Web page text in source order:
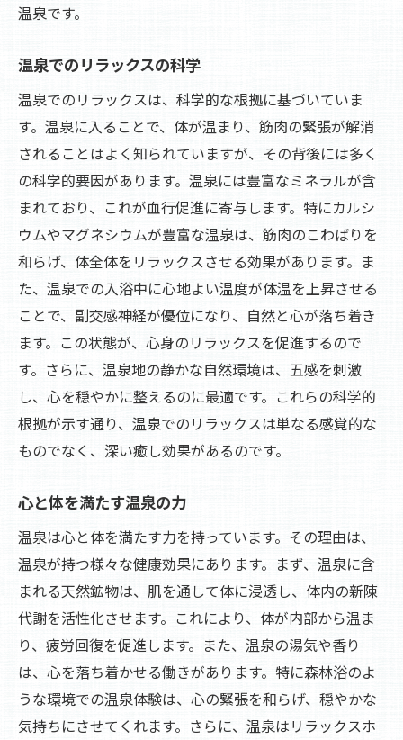
温泉です。
温泉でのリラックスの科学
温泉でのリラックスは、科学的な根拠に基づいていま
す。温泉に入ることで、体が温まり、筋肉の緊張が解消
されることはよく知られていますが、その背後には多く
の科学的要因があります。温泉には豊富なミネラルが含
まれており、これが血行促進に寄与します。特にカルシ
ウムやマグネシウムが豊富な温泉は、筋肉のこわばりを
和らげ、体全体をリラックスさせる効果があります。ま
た、温泉での入浴中に心地よい温度が体温を上昇させる
ことで、副交感神経が優位になり、自然と心が落ち着き
ます。この状態が、心身のリラックスを促進するので
す。さらに、温泉地の静かな自然環境は、五感を刺激
し、心を穏やかに整えるのに最適です。これらの科学的
根拠が示す通り、温泉でのリラックスは単なる感覚的な
ものでなく、深い癒し効果があるのです。
心と体を満たす温泉の力
温泉は心と体を満たす力を持っています。その理由は、
温泉が持つ様々な健康効果にあります。まず、温泉に含
まれる天然鉱物は、肌を通して体に浸透し、体内の新陳
代謝を活性化させます。これにより、体が内部から温ま
り、疲労回復を促進します。また、温泉の湯気や香り
は、心を落ち着かせる働きがあります。特に森林浴のよ
うな環境での温泉体験は、心の緊張を和らげ、穏やかな
気持ちにさせてくれます。さらに、温泉はリラックスホ